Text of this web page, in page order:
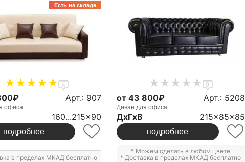
Есть на складе
4
Арт.: 907
офиса
160...215x90
подробнее
в пределах МКАД бесплатно
0
от 43 800₽ Арт.: 5208
Диван для офиса
ДxГxВ 215x85x85
подробнее
* Можем сделать в любом цвете
* Доставка в пределах МКАД бесплатно